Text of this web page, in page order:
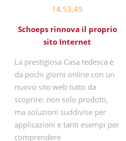
Schoeps rinnova il proprio
sito Internet
La prestigiosa Casa tedesca è
da pochi giorni online con un
nuovo sito web tutto da
scoprire: non solo prodotti,
ma soluzioni suddivise per
applicazioni e tanti esempi per
comprendere